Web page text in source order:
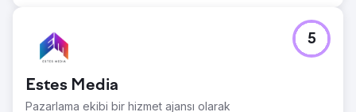
Estes Media
Pazarlama ekibi bir hizmet ajansı olarak
5